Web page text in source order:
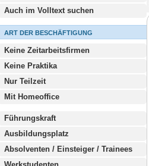
Auch im Volltext suchen
ART DER BESCHÄFTIGUNG
Keine Zeitarbeitsfirmen
Keine Praktika
Nur Teilzeit
Mit Homeoffice
Führungskraft
Ausbildungsplatz
Absolventen / Einsteiger / Trainees